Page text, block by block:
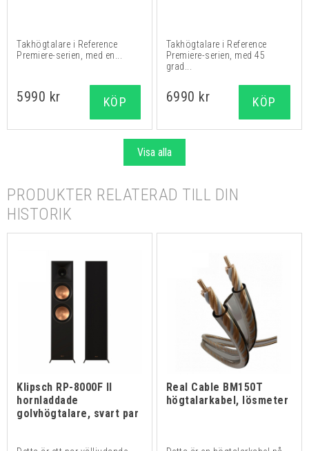
Takhögtalare i Reference
Premiere-serien, med en...
5990 kr KÖP
Takhögtalare i Reference
Premiere-serien, med 45
grad...
6990 kr KÖP
Visa alla
PRODUKTER RELATERAD TILL DIN
HISTORIK
Klipsch RP-8000F II
hornladdade
golvhögtalare, svart par
Real Cable BM150T
högtalarkabel, lösmeter